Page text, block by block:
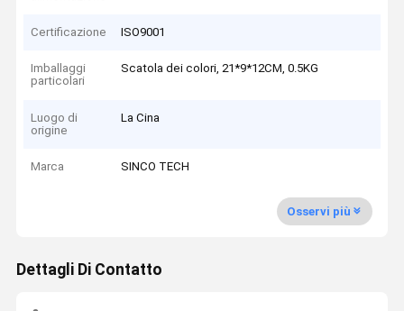
Certificazione ISO9001
Imballaggi
particolari
Scatola dei colori, 21*9*12CM, 0.5KG
Luogo di
origine
La Cina
Marca SINCO TECH
Osservi più
Dettagli Di Contatto